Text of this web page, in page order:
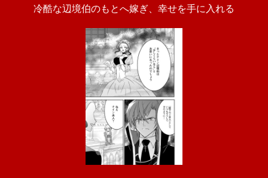
冷酷な辺境伯のもとへ嫁ぎ、幸せを手に入れる